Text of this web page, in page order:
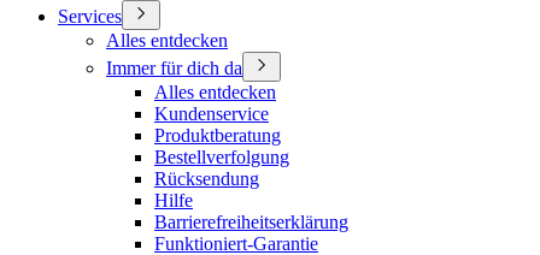
Services
Alles entdecken
Immer für dich da
Alles entdecken
Kundenservice
Produktberatung
Bestellverfolgung
Rücksendung
Hilfe
Barrierefreiheitserklärung
Funktioniert-Garantie